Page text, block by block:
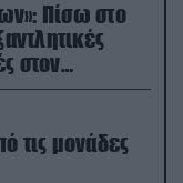
Πίσω στο
τις μονάδες